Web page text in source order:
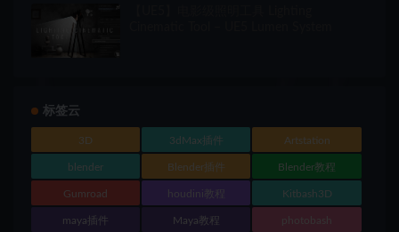
标签云
3D 3dMax插件 Artstation
blender Blender插件 Blender教程
Gumroad houdini教程 Kitbash3D
maya插件 Maya教程 photobash